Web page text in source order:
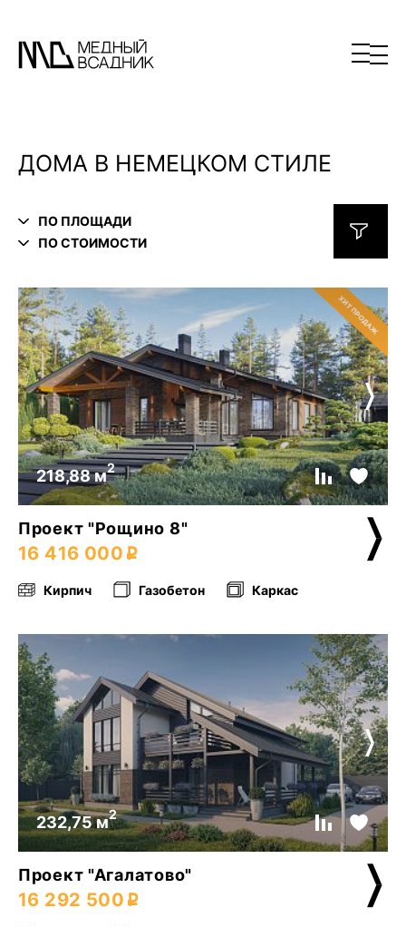
ДОМА В НЕМЕЦКОМ СТИЛЕ
ПО ПЛОЩАДИ
ПО СТОИМОСТИ
218,88 м2
Проект "Рощино 8"
16 416 000
Кирпич Газобетон Каркас
232,75 м2
Проект "Агалатово"
16 292 500